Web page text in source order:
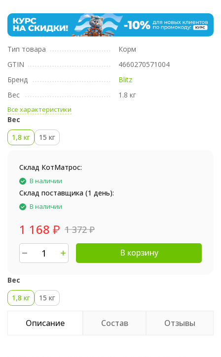
Тип товара
Корм
GTIN
4660270571004
Бренд
Blitz
Вес
1.8 кг
Все характеристики
Вес
1,8 кг
15 кг
Склад КотМатрос:
В наличии
Склад поставщика (1 день):
В наличии
1 168 ₽ 1 372₽
В корзину
Вес
1,8 кг
15 кг
Описание Состав Отзывы